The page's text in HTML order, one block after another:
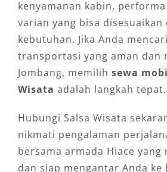
kenyamanan kabin,
varian yang bisa disesuaikan
kebutuhan. Jika Anda
transportasi yang aman dan
Jombang, memilih sewa
Wisata adalah langkah tepat.
Hubungi Salsa Wisata
nikmati pengalaman
bersama armada Hiace yang
dan siap mengantar Anda